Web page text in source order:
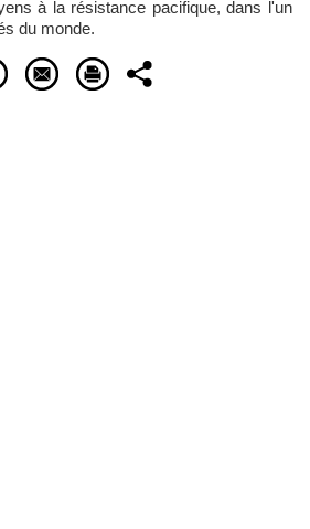
à la résistance pacifique, dans l'un
du monde.